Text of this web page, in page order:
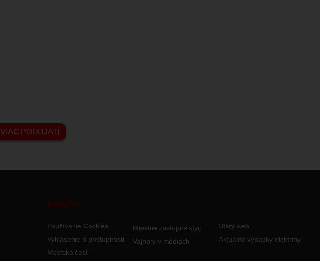
VIAC PODUJATÍ
Kategórie
Používanie Cookies
Vyhlásenie o prístupnosti
Mestská časť
Miestne zastupiteľstvo
Vajnory v médiách
Starý web
Aktuálne výpadky elektriny